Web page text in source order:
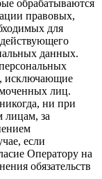
обрабатываются
правовых,
для
данных.
исключающие
лиц.
ни при
лицам, за
если
Оператору на
обязательств